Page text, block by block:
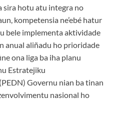
sira hotu atu integra no
kompetensia ne’ebé hatur
bele implementa aktividade
anual aliñadu ho prioridade
ona liga ba iha planu
Estratejiku
Governu nian ba tinan
nasional ho